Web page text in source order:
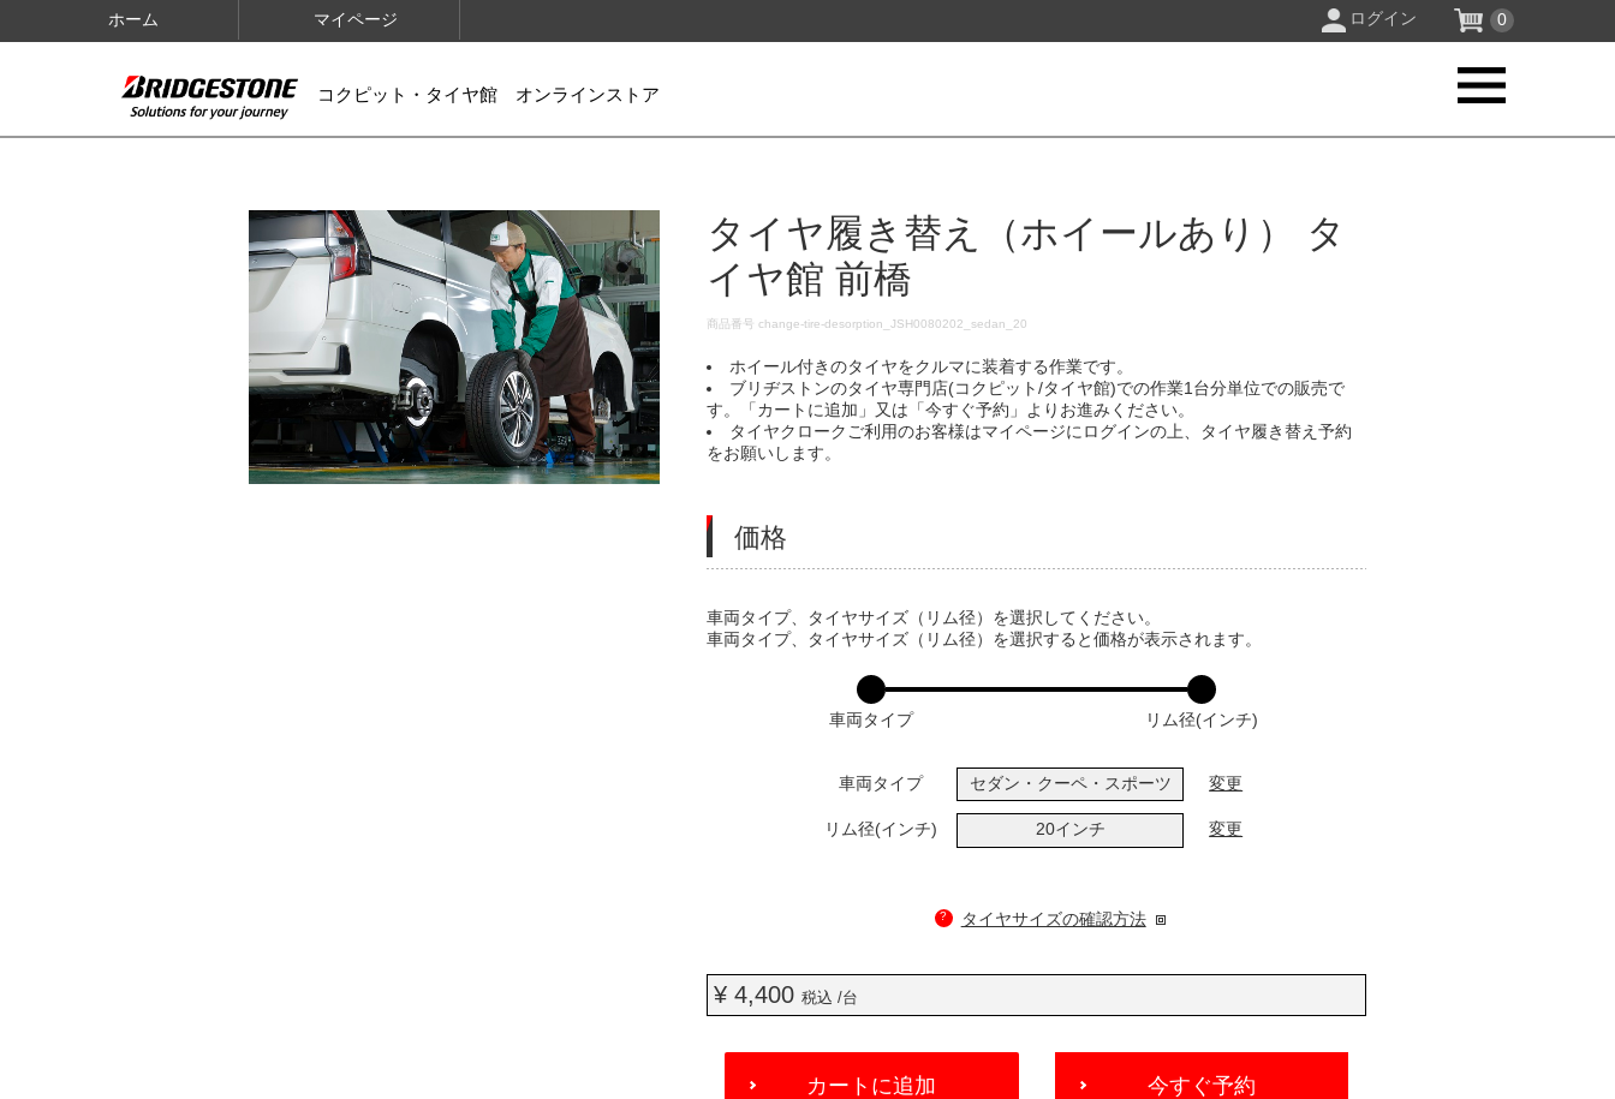
ホーム マイページ ログイン 0
コクピット・タイヤ館 オンラインストア
IMAGES
タイヤ履き替え（ホイールあり） タ
イヤ館 前橋
DETAILS
商品番号change-tire-desorption_JSH0080202_sedan_20
ホイール付きのタイヤをクルマに装着する作業です。
ブリヂストンのタイヤ専門店(コクピット/タイヤ館)での作業1台分単位での販売で
す。「カートに追加」又は「今すぐ予約」よりお進みください。
タイヤクロークご利用のお客様はマイページにログインの上、タイヤ履き替え予約
をお願いします。
価格
VARIATIONS
車両タイプ、タイヤサイズ（リム径）を選択してください。
車両タイプ、タイヤサイズ（リム径）を選択すると価格が表示されます。
車両タイプ リム径(インチ)
車両タイプ セダン・クーペ・スポーツ 変更
リム径(インチ) 20インチ 変更
? タイヤサイズの確認方法
¥ 4,400税込 /台
ADD
カートに追加 今すぐ予約